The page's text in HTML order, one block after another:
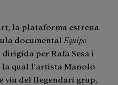
la plataforma estrena
documental Equipo
dirigida per Rafa Sesa i
qual l’artista Manolo
viu del llegendari grup,